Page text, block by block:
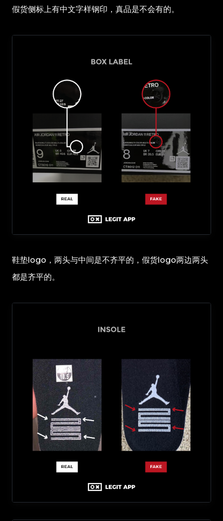
假货侧标上有中文字样钢印，真品是不会有的。
鞋垫logo，两头与中间是不齐平的，假货logo两边两头
都是齐平的。